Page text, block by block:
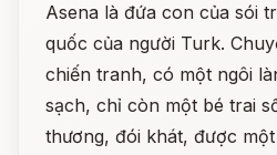
Asena là đứa con của sói
quốc của người Turk.
chiến tranh, có một ngôi
sạch, chỉ còn một bé trai
thương, đói khát, được